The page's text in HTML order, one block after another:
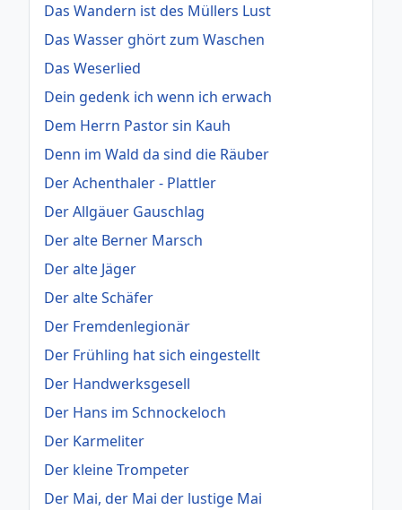
Das Wandern ist des Müllers Lust
Das Wasser ghört zum Waschen
Das Weserlied
Dein gedenk ich wenn ich erwach
Dem Herrn Pastor sin Kauh
Denn im Wald da sind die Räuber
Der Achenthaler - Plattler
Der Allgäuer Gauschlag
Der alte Berner Marsch
Der alte Jäger
Der alte Schäfer
Der Fremdenlegionär
Der Frühling hat sich eingestellt
Der Handwerksgesell
Der Hans im Schnockeloch
Der Karmeliter
Der kleine Trompeter
Der Mai, der Mai der lustige Mai